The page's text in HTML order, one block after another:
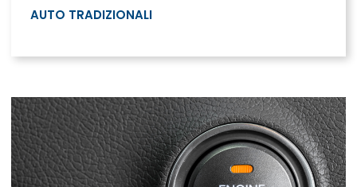
AUTO TRADIZIONALI